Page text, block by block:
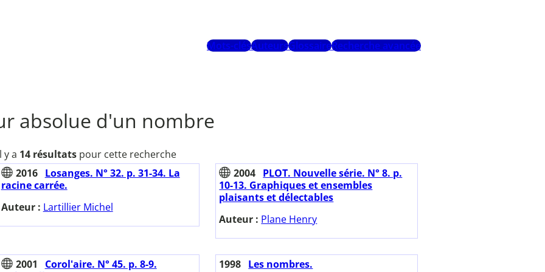
Mots-clésAuteursGlossaireRecherche avancée
absolue d'un nombre
y a 14 résultatspour cette recherche
2016
Losanges. N° 32. p. 31-34. La
racine carrée.
Auteur : Lartillier Michel
2004 PLOT. Nouvelle série. N° 8. p.
10-13. Graphiques et ensembles
plaisants et délectables
Auteur : Plane Henry
2001
Corol'aire. N° 45. p. 8-9.
1998 Les nombres.